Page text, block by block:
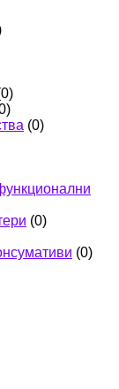
(0)
(0)
(0)